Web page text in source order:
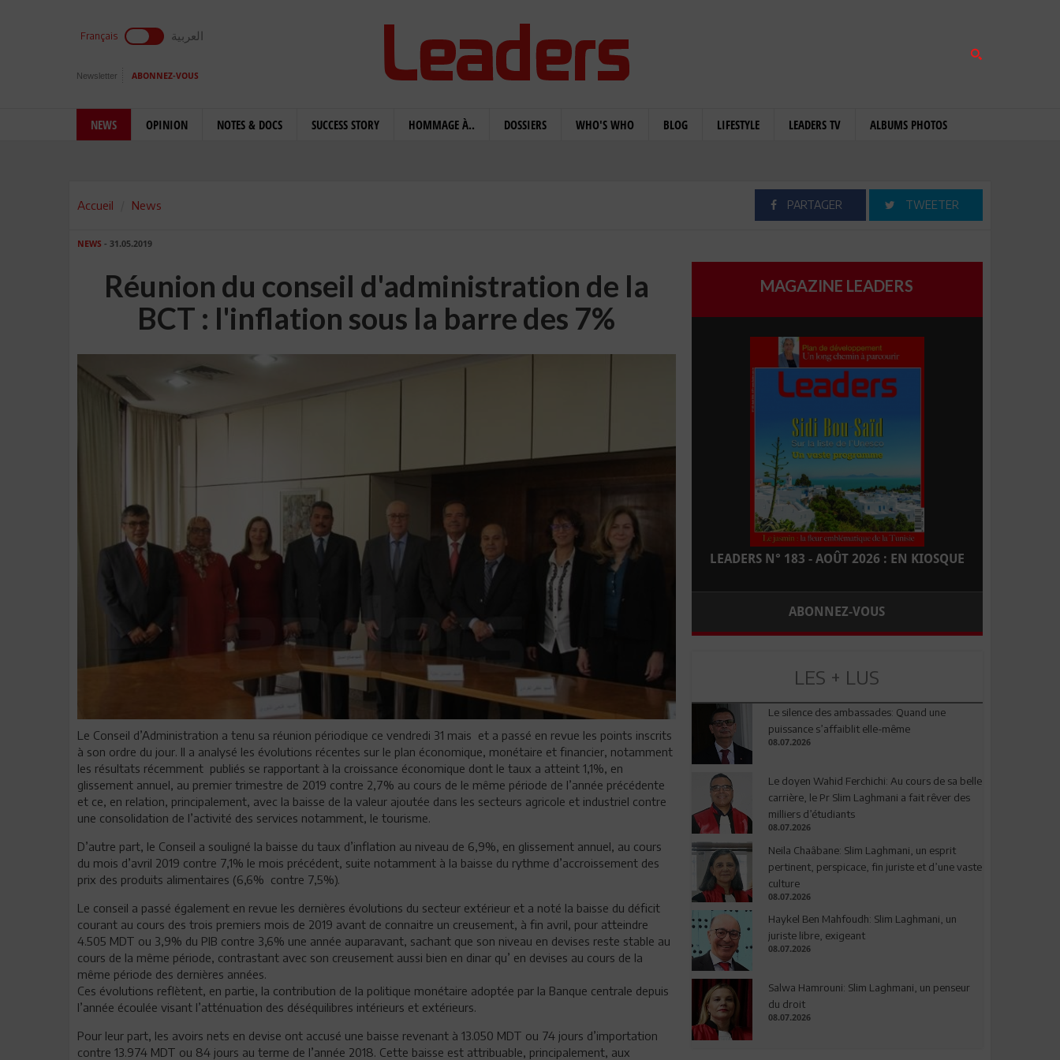
Français العربية
Newsletter ABONNEZ-VOUS
NEWS OPINION NOTES & DOCS SUCCESS STORY HOMMAGE À.. DOSSIERS WHO'S WHO BLOG LIFESTYLE LEADERS TV ALBUMS PHOTOS
Accueil News PARTAGER TWEETER
NEWS - 31.05.2019
Réunion du conseil d'administration de la
BCT : l'inflation sous la barre des 7%
Le Conseil d’Administration a tenu sa réunion périodique ce vendredi 31 mais et a passé en revue les points inscrits
à son ordre du jour. Il a analysé les évolutions récentes sur le plan économique, monétaire et financier, notamment
les résultats récemment publiés se rapportant à la croissance économique dont le taux a atteint 1,1%, en
glissement annuel, au premier trimestre de 2019 contre 2,7% au cours de le même période de l’année précédente
et ce, en relation, principalement, avec la baisse de la valeur ajoutée dans les secteurs agricole et industriel contre
une consolidation de l’activité des services notamment, le tourisme.
D’autre part, le Conseil a souligné la baisse du taux d’inflation au niveau de 6,9%, en glissement annuel, au cours
du mois d’avril 2019 contre 7,1% le mois précédent, suite notamment à la baisse du rythme d’accroissement des
prix des produits alimentaires (6,6% contre 7,5%).
Le conseil a passé également en revue les dernières évolutions du secteur extérieur et a noté la baisse du déficit
courant au cours des trois premiers mois de 2019 avant de connaitre un creusement, à fin avril, pour atteindre
4.505 MDT ou 3,9% du PIB contre 3,6% une année auparavant, sachant que son niveau en devises reste stable au
cours de la même période, contrastant avec son creusement aussi bien en dinar qu’ en devises au cours de la
même période des dernières années.
Ces évolutions reflètent, en partie, la contribution de la politique monétaire adoptée par la Banque centrale depuis
l’année écoulée visant l’atténuation des déséquilibres intérieurs et extérieurs.
Pour leur part, les avoirs nets en devise ont accusé une baisse revenant à 13.050 MDT ou 74 jours d’importation
contre 13.974 MDT ou 84 jours au terme de l’année 2018. Cette baisse est attribuable, principalement, aux
MAGAZINE LEADERS
LEADERS N° 183 - AOÛT 2026 : EN KIOSQUE
ABONNEZ-VOUS
LES + LUS
Le silence des ambassades: Quand une
puissance s’affaiblit elle-même
08.07.2026
Le doyen Wahid Ferchichi: Au cours de sa belle
carrière, le Pr Slim Laghmani a fait rêver des
milliers d’étudiants
08.07.2026
Neila Chaâbane: Slim Laghmani, un esprit
pertinent, perspicace, fin juriste et d’une vaste
culture
08.07.2026
Haykel Ben Mahfoudh: Slim Laghmani, un
juriste libre, exigeant
08.07.2026
Salwa Hamrouni: Slim Laghmani, un penseur
du droit
08.07.2026